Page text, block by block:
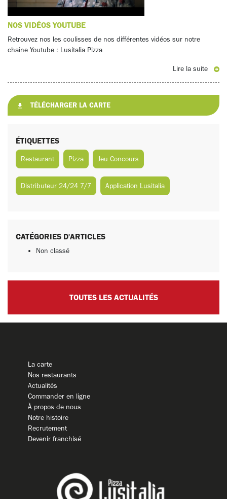
NOS VIDÉOS YOUTUBE
Retrouvez nos les coulisses de nos différentes vidéos sur notre
chaîne Youtube : Lusitalia Pizza
Lire la suite
TÉLÉCHARGER LA CARTE
ÉTIQUETTES
Restaurant Pizza Jeu Concours
Distributeur 24/24 7/7 Application Lusitalia
CATÉGORIES D'ARTICLES
Non classé
TOUTES LES ACTUALITÉS
La carte
Nos restaurants
Actualités
Commander en ligne
À propos de nous
Notre histoire
Recrutement
Devenir franchisé